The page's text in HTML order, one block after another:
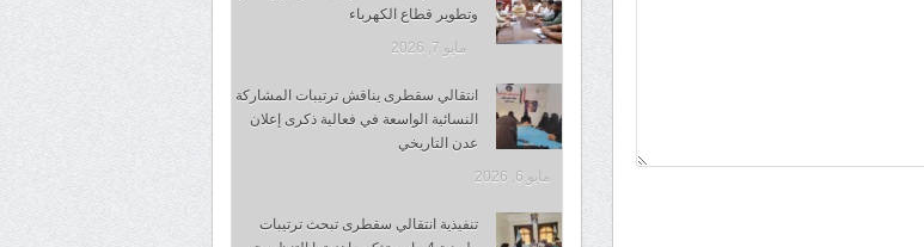
وتطوير قطاع الكهرباء
مايو 7, 2026
انتقالي سقطرى يناقش ترتيبات المشاركة
النسائية الواسعة في فعالية ذكرى إعلان
عدن التاريخي
مايو 6, 2026
تنفيذية انتقالي سقطرى تبحث ترتيبات